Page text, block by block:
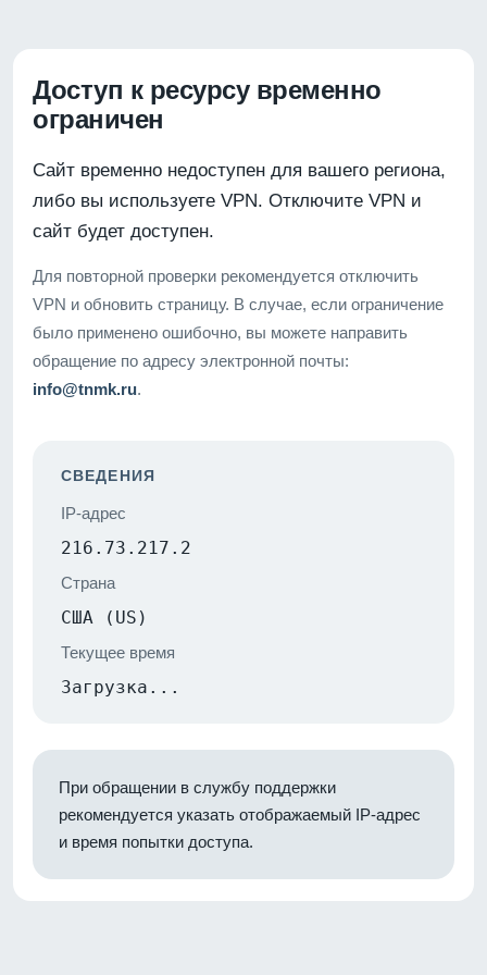
Доступ к ресурсу временно
ограничен
Сайт временно недоступен для вашего региона,
либо вы используете VPN. Отключите VPN и
сайт будет доступен.
Для повторной проверки рекомендуется отключить
VPN и обновить страницу. В случае, если ограничение
было применено ошибочно, вы можете направить
обращение по адресу электронной почты:
info@tnmk.ru.
СВЕДЕНИЯ
IP-адрес
216.73.217.2
Страна
США (US)
Текущее время
Загрузка...
При обращении в службу поддержки
рекомендуется указать отображаемый IP-адрес
и время попытки доступа.